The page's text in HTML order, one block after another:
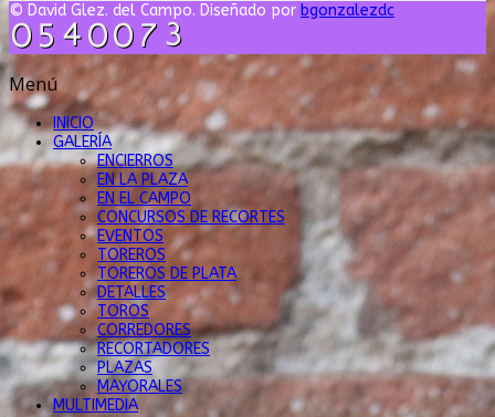
© David Glez. del Campo. Diseñado por bgonzalezdc
Menú
INICIO
GALERÍA
ENCIERROS
EN LA PLAZA
EN EL CAMPO
CONCURSOS DE RECORTES
EVENTOS
TOREROS
TOREROS DE PLATA
DETALLES
TOROS
CORREDORES
RECORTADORES
PLAZAS
MAYORALES
MULTIMEDIA